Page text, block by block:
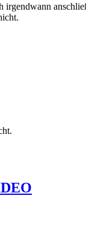
irgendwann